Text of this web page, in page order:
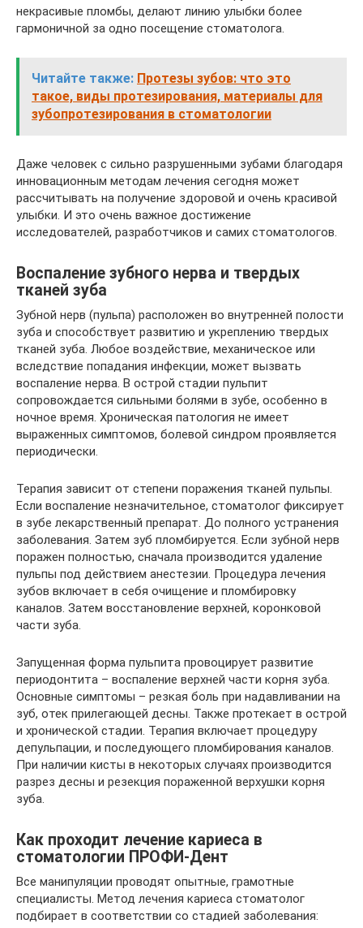
некрасивые пломбы, делают линию улыбки более
гармоничной за одно посещение стоматолога.
Читайте также: Протезы зубов: что это
такое, виды протезирования, материалы для
зубопротезирования в стоматологии
Даже человек с сильно разрушенными зубами благодаря
инновационным методам лечения сегодня может
рассчитывать на получение здоровой и очень красивой
улыбки. И это очень важное достижение
исследователей, разработчиков и самих стоматологов.
Воспаление зубного нерва и твердых
тканей зуба
Зубной нерв (пульпа) расположен во внутренней полости
зуба и способствует развитию и укреплению твердых
тканей зуба. Любое воздействие, механическое или
вследствие попадания инфекции, может вызвать
воспаление нерва. В острой стадии пульпит
сопровождается сильными болями в зубе, особенно в
ночное время. Хроническая патология не имеет
выраженных симптомов, болевой синдром проявляется
периодически.
Терапия зависит от степени поражения тканей пульпы.
Если воспаление незначительное, стоматолог фиксирует
в зубе лекарственный препарат. До полного устранения
заболевания. Затем зуб пломбируется. Если зубной нерв
поражен полностью, сначала производится удаление
пульпы под действием анестезии. Процедура лечения
зубов включает в себя очищение и пломбировку
каналов. Затем восстановление верхней, коронковой
части зуба.
Запущенная форма пульпита провоцирует развитие
периодонтита – воспаление верхней части корня зуба.
Основные симптомы – резкая боль при надавливании на
зуб, отек прилегающей десны. Также протекает в острой
и хронической стадии. Терапия включает процедуру
депульпации, и последующего пломбирования каналов.
При наличии кисты в некоторых случаях производится
разрез десны и резекция пораженной верхушки корня
зуба.
Как проходит лечение кариеса в
стоматологии ПРОФИ-Дент
Все манипуляции проводят опытные, грамотные
специалисты. Метод лечения кариеса стоматолог
подбирает в соответствии со стадией заболевания: